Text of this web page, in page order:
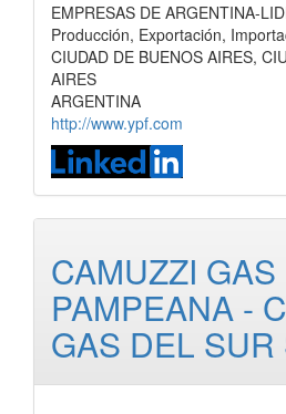
EMPRESAS DE ARGENTINA-
Producción, Exportación,
CIUDAD DE BUENOS AIRES,
AIRES
ARGENTINA
http://www.ypf.com
CAMUZZI GAS
PAMPEANA -
GAS DEL SUR